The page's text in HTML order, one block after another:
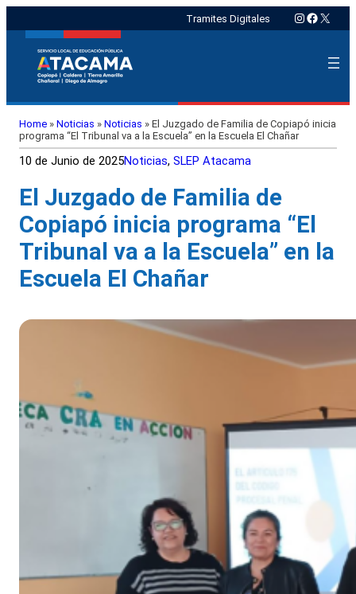
Tramites Digitales Instagram
X
Home » Noticias » Noticias » El Juzgado de Familia de Copiapó inicia
programa “El Tribunal va a la Escuela” en la Escuela El Chañar
10 de Junio de 2025Noticias, SLEP Atacama
El Juzgado de Familia de
Copiapó inicia programa “El
Tribunal va a la Escuela” en la
Escuela El Chañar